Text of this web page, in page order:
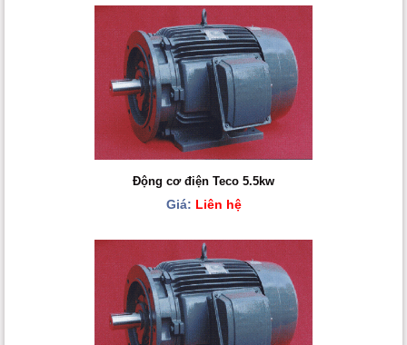
Động cơ điện Teco 5.5kw
Giá: Liên hệ